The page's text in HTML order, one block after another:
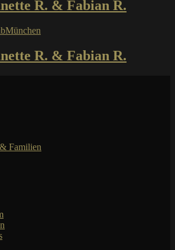
R. & Fabian R.
München
R. & Fabian R.
Familien